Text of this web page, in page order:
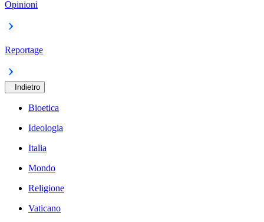
Opinioni
Reportage
Indietro
Bioetica
Ideologia
Italia
Mondo
Religione
Vaticano